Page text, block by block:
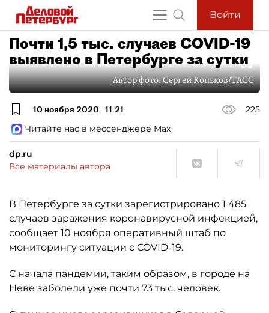
Войти
Почти 1,5 тыс. случаев COVID-19
выявлено в Петербурге за сутки
Автор фото:Сергей Коньков/ТАСС
10 ноября 2020 11:21
225
Читайте нас в мессенджере Max
dp.ru
Все материалы автора
В Петербурге за сутки зарегистрировано 1 485
случаев заражения коронавирусной инфекцией,
сообщает 10 ноября оперативный штаб по
мониторингу ситуации с COVID-19.
С начала пандемии, таким образом, в городе на
Неве заболели уже почти 73 тыс. человек.